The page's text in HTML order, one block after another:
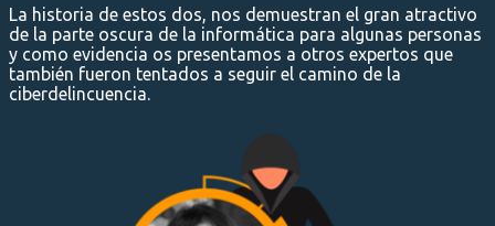
La historia de estos dos, nos demuestran el gran atractivo
de la parte oscura de la informática para algunas personas
y como evidencia os presentamos a otros expertos que
también fueron tentados a seguir el camino de la
ciberdelincuencia.